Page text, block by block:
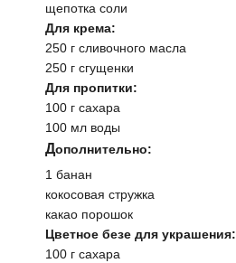
щепотка соли
Для крема:
250 г сливочного масла
250 г сгущенки
Для пропитки:
100 г сахара
100 мл воды
Дополнительно:
1 банан
кокосовая стружка
какао порошок
Цветное безе для украшения:
100 г сахара